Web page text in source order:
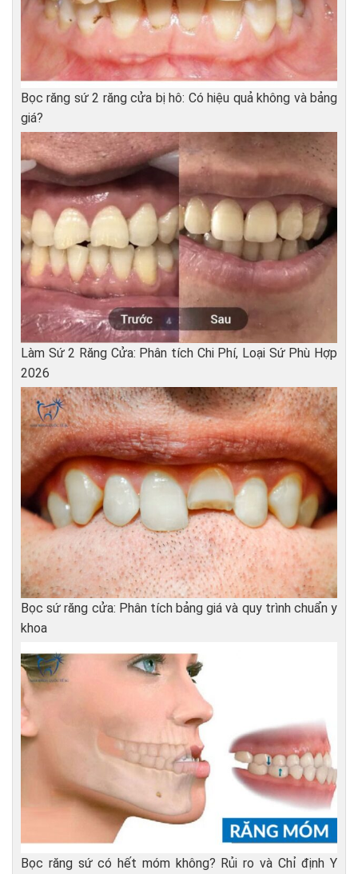
Bọc răng sứ 2 răng cửa bị hô: Có hiệu quả không và bảng
giá?
Làm Sứ 2 Răng Cửa: Phân tích Chi Phí, Loại Sứ Phù Hợp
2026
Bọc sứ răng cửa: Phân tích bảng giá và quy trình chuẩn y
khoa
Bọc răng sứ có hết móm không? Rủi ro và Chỉ định Y